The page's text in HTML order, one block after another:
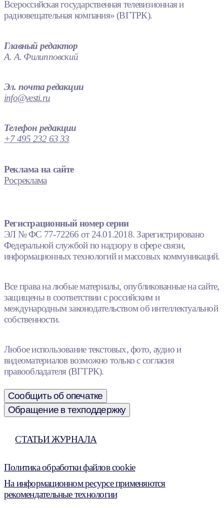
Всероссийская государственная телевизионная и
радиовещательная компания» (ВГТРК).
Главный редактор
А. А. Филипповский
Эл. почта редакции
info@vesti.ru
Телефон редакции
+7 495 232 63 33
Реклама на сайте
Росреклама
Регистрационный номер серии
ЭЛ № ФС 77-72266 от 24.01.2018. Зарегистрировано
Федеральной службой по надзору в сфере связи,
информационных технологий и массовых коммуникаций.
Все права на любые материалы, опубликованные на сайте,
защищены в соответствии с российским и
международным законодательством об интеллектуальной
собственности.
Любое использование текстовых, фото, аудио и
видеоматериалов возможно только с согласия
правообладателя (ВГТРК).
Сообщить об опечатке
Обращение в техподдержку
СТАТЬИ ЖУРНАЛА
Политика обработки файлов cookie
На информационном ресурсе применяются
рекомендательные технологии